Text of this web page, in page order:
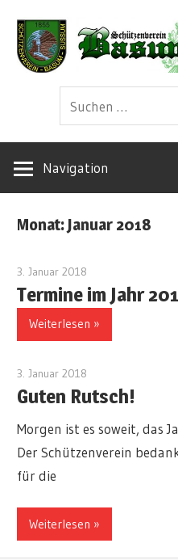
Inhalt
springen
Willkommen!
Navigation
Monat: Januar 2018
3. Januar 2018
Termine im Jahr
Weiterlesen »
3. Januar 2018
Guten Rutsch!
Morgen ist es soweit, das
Der Schützenverein
für die
Weiterlesen »